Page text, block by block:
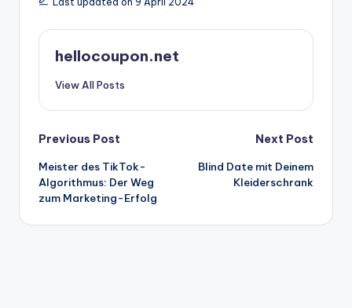
hellocoupon.net
View All Posts
Post
navigation
Previous Post
Meister des TikTok-
Algorithmus: Der Weg
zum Marketing-Erfolg
Next Post
Blind Date mit Deinem
Kleiderschrank